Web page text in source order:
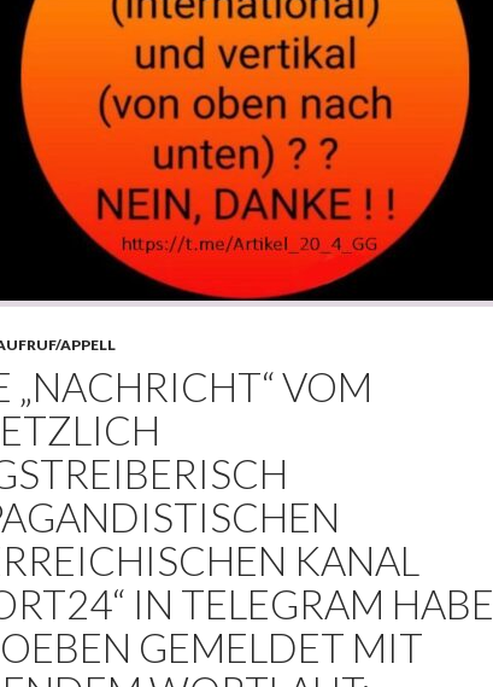
APPELL
„NACHRICHT“ VOM
KANAL
IN TELEGRAM HABE
GEMELDET MIT